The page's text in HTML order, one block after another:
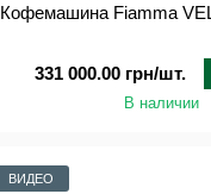
Кофемашина Fiamma
331 000.00 грн/шт.
В наличии
ВИДЕО